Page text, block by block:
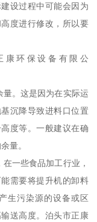
设过程中可能会因为
度进行修改，所以要
环保设备有限公
。这是因为在实际运
沉降导致进料口位置
度等。一般建议在确
量。
一些食品加工行业，
需要将提升机的卸料
生污染源的设备或区
送高度。泊头市正康